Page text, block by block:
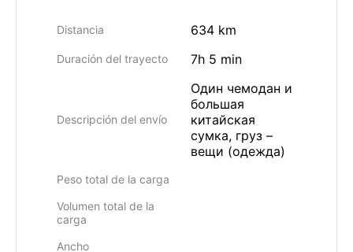
Distancia 634 km
Duración del trayecto 7h 5 min
Descripción del envío
Один чемодан и
большая
китайская
сумка, груз –
вещи (одежда)
Peso total de la carga
Volumen total de la
carga
Ancho